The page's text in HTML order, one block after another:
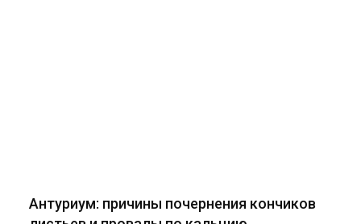
Антуриум: причины почернения кончиков